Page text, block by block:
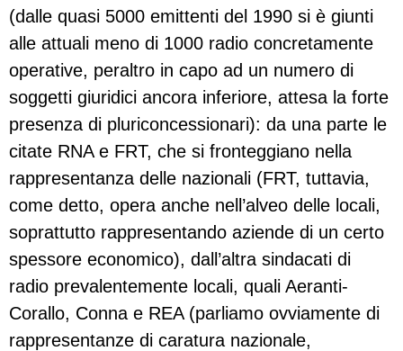
(dalle quasi 5000 emittenti del 1990 si è giunti
alle attuali meno di 1000 radio concretamente
operative, peraltro in capo ad un numero di
soggetti giuridici ancora inferiore, attesa la forte
presenza di pluriconcessionari): da una parte le
citate RNA e FRT, che si fronteggiano nella
rappresentanza delle nazionali (FRT, tuttavia,
come detto, opera anche nell’alveo delle locali,
soprattutto rappresentando aziende di un certo
spessore economico), dall’altra sindacati di
radio prevalentemente locali, quali Aeranti-
Corallo, Conna e REA (parliamo ovviamente di
rappresentanze di caratura nazionale,